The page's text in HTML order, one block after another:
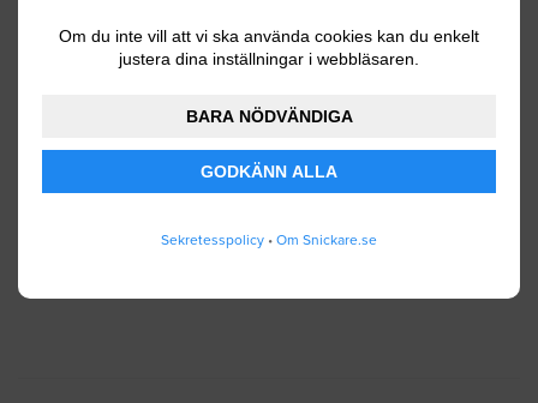
Om du inte vill att vi ska använda cookies kan du enkelt
justera dina inställningar i webbläsaren.
BARA NÖDVÄNDIGA
GODKÄNN ALLA
Sekretesspolicy • Om Snickare.se
mina personuppgifter enligtanvändarvillkoren